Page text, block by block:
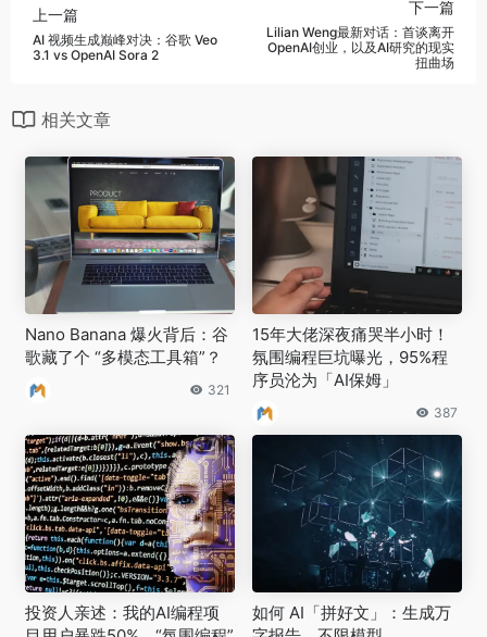
上一篇 下一篇
Lilian Weng最新对话：首谈离开
相关文章
Nano Banana 爆火背后：谷
歌藏了个 “多模态工具箱”？
15年大佬深夜痛哭半小时！
氛围编程巨坑曝光，95%程
序员沦为「AI保姆」